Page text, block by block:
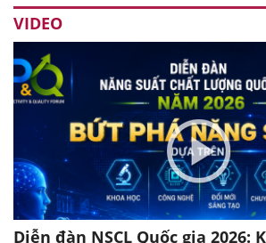
VIDEO
Diễn đàn NSCL Quốc gia 2026: